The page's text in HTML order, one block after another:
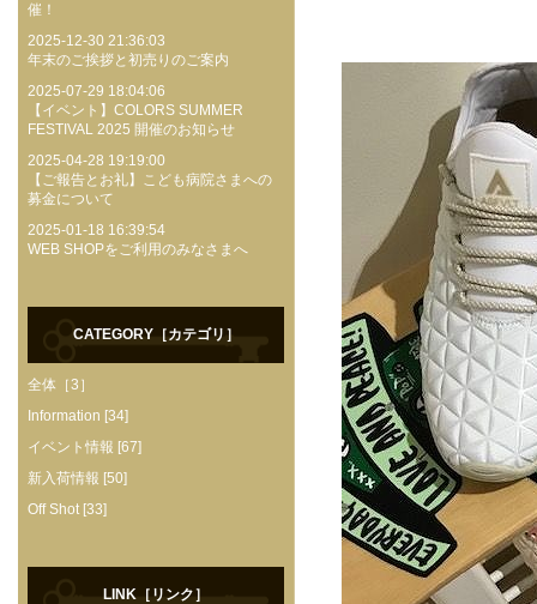
催！
2025-12-30 21:36:03
年末のご挨拶と初売りのご案内
2025-07-29 18:04:06
【イベント】COLORS SUMMER
FESTIVAL 2025 開催のお知らせ
2025-04-28 19:19:00
【ご報告とお礼】こども病院さまへの
募金について
2025-01-18 16:39:54
WEB SHOPをご利用のみなさまへ
CATEGORY［カテゴリ］
全体［3］
Information [34]
イベント情報 [67]
新入荷情報 [50]
Off Shot [33]
LINK［リンク］